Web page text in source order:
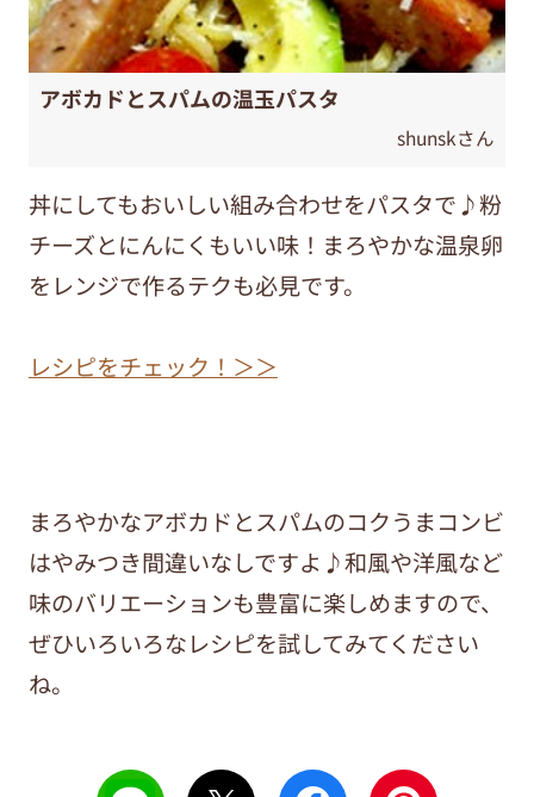
アボカドとスパムの温玉パスタ
shunskさん
丼にしてもおいしい組み合わせをパスタで♪粉
チーズとにんにくもいい味！まろやかな温泉卵
をレンジで作るテクも必見です。
レシピをチェック！＞＞
まろやかなアボカドとスパムのコクうまコンビ
はやみつき間違いなしですよ♪和風や洋風など
味のバリエーションも豊富に楽しめますので、
ぜひいろいろなレシピを試してみてください
ね。